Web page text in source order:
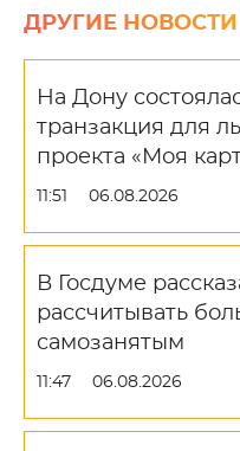
ДРУГИЕ НОВОСТИ
На Дону
транзакция для
проекта «Моя
11:51 06.08.2026
В Госдуме
рассчитывать
самозанятым
11:47 06.08.2026